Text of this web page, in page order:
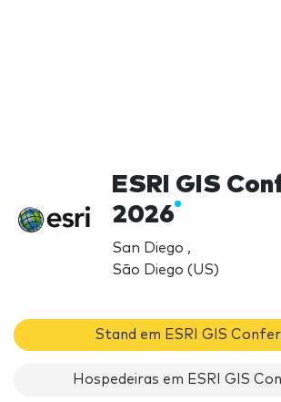
ESRI GIS
2026
San Diego ,
São Diego (US)
Stand em ESRI GIS
Hospedeiras em ESRI GIS